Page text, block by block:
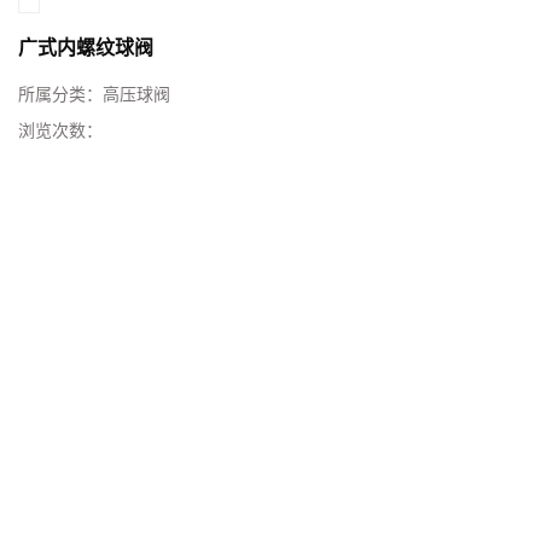
广式内螺纹球阀
所属分类： 高压球阀
浏览次数：